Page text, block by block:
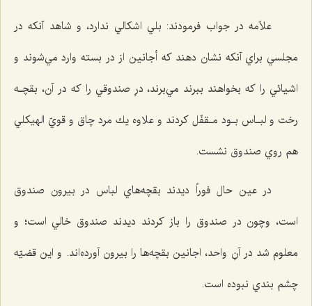
علاّمه در جواب فرمودند: بلي اشكالي ندارد، و شاهد آنكه در
مجلسي براي آنكه نشان دهند كه أجانين از در بسته وارد مي‌شوند و
اشيائي را كه بخواهند ببرند مي‌برند، درِ صندوقي را كه در آن، بقچـه
رخت و لبـاس بـود مـقفّل كردند و علاوه يك مرد چاق و قويّ الهيكلي
هم روي صندوق نشست.
در عين حال فوراً ديدند بقچه‌هاي لباس در بيرون صندوق
است، وچون در صندوق را باز كردند ديدند صندوق خالي است؛ و
معلوم شد در آنِ واحد، اجانين بقچه‌ها را بيرون آورده‌اند. و اين قضيّه
چشم بندي نبوده است.